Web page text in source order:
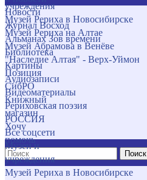
учреждения
Музей Рериха в Новосибирске
Музей Рериха на Алтае
Музей Абрамова в Венёве
"Наследие Алтая" - Верх-Уймон
Позиция
СибРО
Книжный
магазин
Хочу
помочь
Поиск
Новости
Журнал Восход
Альманах Зов времени
Библиотека
Картины
Аудиозаписи
Видеоматериалы
Рериховская поэзия
РОССИЯ
Все соцсети
Музеи и
учреждения
Музей Рериха в Новосибирске